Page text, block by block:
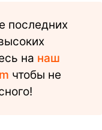
последних
на наш
чтобы не